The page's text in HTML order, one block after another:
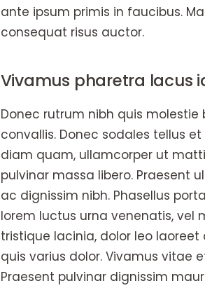
ante ipsum primis in faucibus.
consequat risus auctor.
Vivamus pharetra lacus
Donec rutrum nibh quis
convallis. Donec sodales tellus
diam quam, ullamcorper ut
pulvinar massa libero. Praesent
ac dignissim nibh. Phasellus
lorem luctus urna venenatis, vel
tristique lacinia, dolor leo
quis varius dolor. Vivamus vitae
Praesent pulvinar dignissim